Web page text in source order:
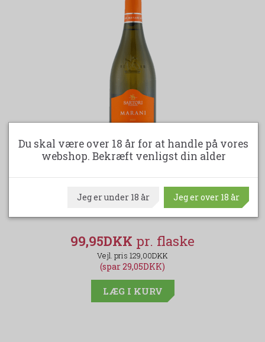
SARTORI - MARANI BIANCO VERONESE I.G.T
99,95DKK
129,00DKK
(spar 29,05DKK)
LÆG I KURV
Du skal være over 18 år for at handle på vores
webshop. Bekræft venligst din alder
Jeg er under 18 år Jeg er over 18 år